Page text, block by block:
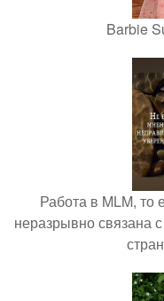
Barbie
Работа в MLM, то
неразрывно связана